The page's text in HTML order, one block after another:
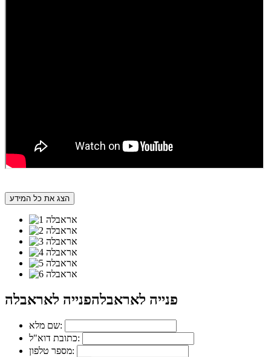
הצג את כל המידע
פנייה לאראבלהפנייה לאראבלה
שם מלא:
כתובת דוא"ל:
מספר טלפון: